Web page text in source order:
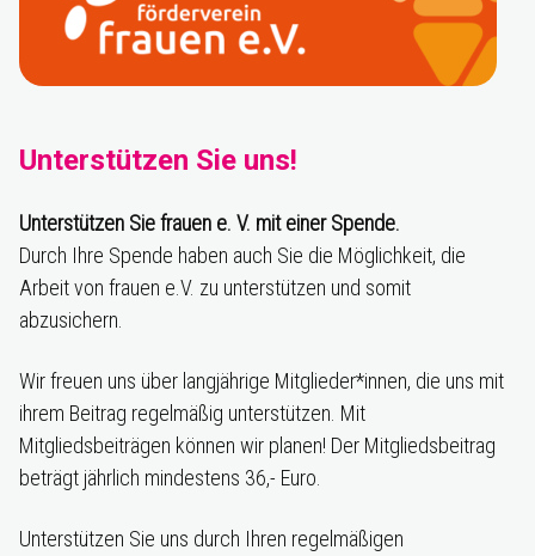
Unterstützen Sie uns!
Unterstützen Sie frauen e. V. mit einer Spende.
Durch Ihre Spende haben auch Sie die Möglichkeit, die
Arbeit von frauen e.V. zu unterstützen und somit
abzusichern.
Wir freuen uns über langjährige Mitglieder*innen, die uns mit
ihrem Beitrag regelmäßig unterstützen. Mit
Mitgliedsbeiträgen können wir planen! Der Mitgliedsbeitrag
beträgt jährlich mindestens 36,- Euro.
Unterstützen Sie uns durch Ihren regelmäßigen